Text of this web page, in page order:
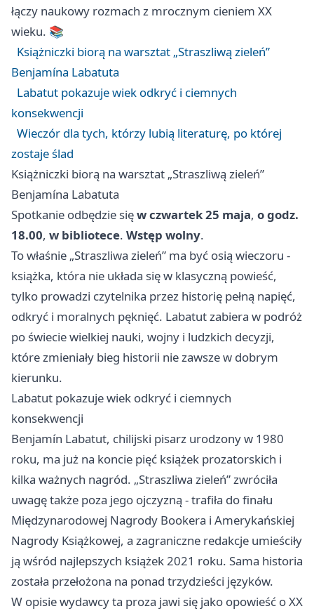
łączy naukowy rozmach z mrocznym cieniem XX
wieku. 📚
Książniczki biorą na warsztat „Straszliwą zieleń”
Benjamína Labatuta
Labatut pokazuje wiek odkryć i ciemnych
konsekwencji
Wieczór dla tych, którzy lubią literaturę, po której
zostaje ślad
Książniczki biorą na warsztat „Straszliwą zieleń”
Benjamína Labatuta
Spotkanie odbędzie sięw czwartek 25 maja, o godz.
18.00, w bibliotece. Wstęp wolny.
To właśnie „Straszliwa zieleń” ma być osią wieczoru -
książka, która nie układa się w klasyczną powieść,
tylko prowadzi czytelnika przez historię pełną napięć,
odkryć i moralnych pęknięć. Labatut zabiera w podróż
po świecie wielkiej nauki, wojny i ludzkich decyzji,
które zmieniały bieg historii nie zawsze w dobrym
kierunku.
Labatut pokazuje wiek odkryć i ciemnych
konsekwencji
Benjamín Labatut, chilijski pisarz urodzony w 1980
roku, ma już na koncie pięć książek prozatorskich i
kilka ważnych nagród. „Straszliwa zieleń” zwróciła
uwagę także poza jego ojczyzną - trafiła do finału
Międzynarodowej Nagrody Bookera i Amerykańskiej
Nagrody Książkowej, a zagraniczne redakcje umieściły
ją wśród najlepszych książek 2021 roku. Sama historia
została przełożona na ponad trzydzieści języków.
W opisie wydawcy ta proza jawi się jako opowieść o XX